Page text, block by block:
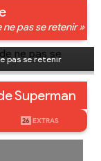
pas se retenir »
pas se retenir
Superman
26 EXTRAS